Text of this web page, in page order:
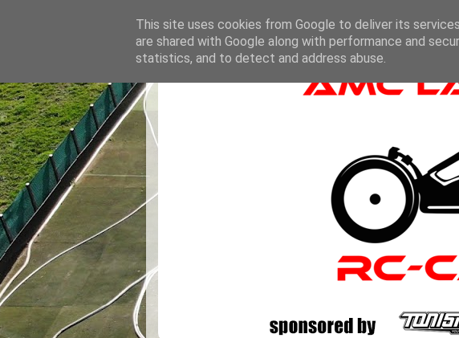
This site uses cookies from Google to deliver its
are shared with Google along with performance and
statistics, and to detect and address abuse.